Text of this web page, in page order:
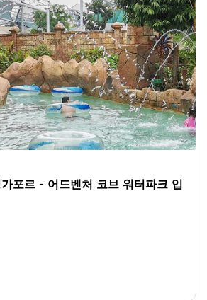
포르 - 어드벤처 코브 워터파크 입